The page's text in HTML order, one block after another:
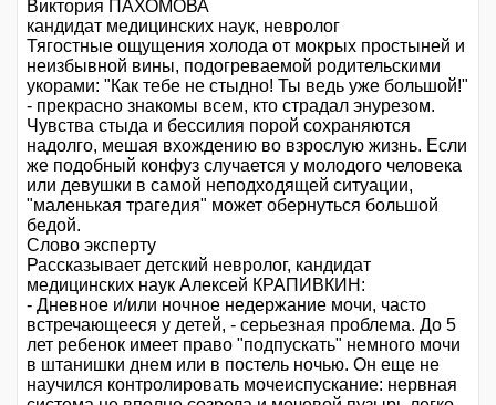
Виктория ПАХОМОВА
кандидат медицинских наук, невролог
Тягостные ощущения холода от мокрых простыней и
неизбывной вины, подогреваемой родительскими
укорами: "Как тебе не стыдно! Ты ведь уже большой!"
- прекрасно знакомы всем, кто страдал энурезом.
Чувства стыда и бессилия порой сохраняются
надолго, мешая вхождению во взрослую жизнь. Если
же подобный конфуз случается у молодого человека
или девушки в самой неподходящей ситуации,
"маленькая трагедия" может обернуться большой
бедой.
Слово эксперту
Рассказывает детский невролог, кандидат
медицинских наук Алексей КРАПИВКИН:
- Дневное и/или ночное недержание мочи, часто
встречающееся у детей, - серьезная проблема. До 5
лет ребенок имеет право "подпускать" немного мочи
в штанишки днем или в постель ночью. Он еще не
научился контролировать мочеиспускание: нервная